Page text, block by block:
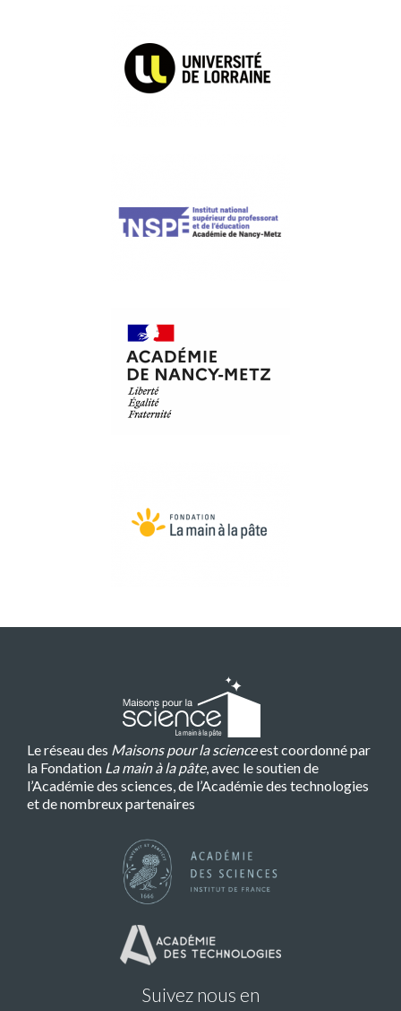
Le réseau des Maisons pour la scienceest coordonné par
la Fondation La main à la pâte, avec le soutien de
l’Académie des sciences, de l’Académie des technologies
et de nombreux partenaires
Suivez nous en